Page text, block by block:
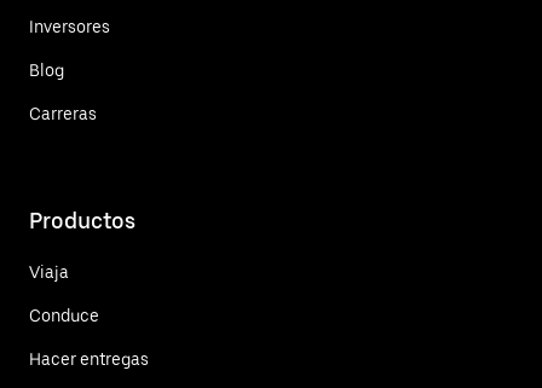
Inversores
Blog
Carreras
Productos
Viaja
Conduce
Hacer entregas